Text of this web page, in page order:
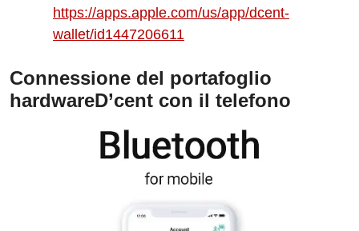
https://apps.apple.com/us/app/dcent-
wallet/id1447206611
Connessione del portafoglio
hardwareD’cent con il telefono